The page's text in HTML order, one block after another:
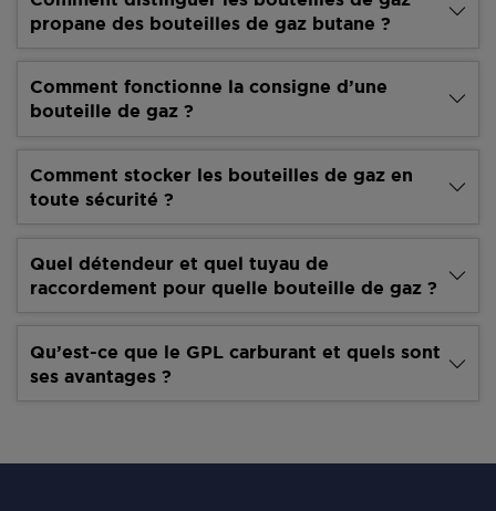
propane des bouteilles de gaz butane ?
Comment fonctionne la consigne d’une
bouteille de gaz ?
Comment stocker les bouteilles de gaz en
toute sécurité ?
Quel détendeur et quel tuyau de
raccordement pour quelle bouteille de gaz ?
Qu’est-ce que le GPL carburant et quels sont
ses avantages ?